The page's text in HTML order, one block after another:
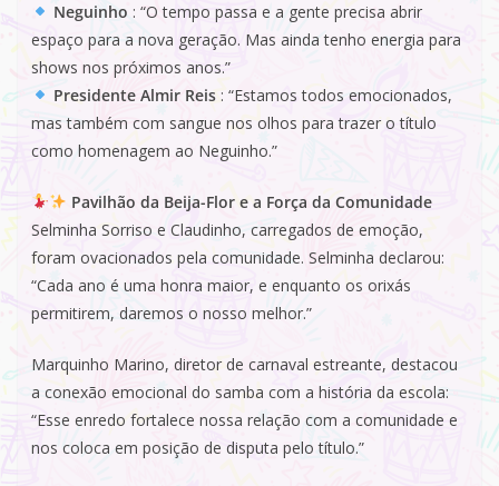
Neguinho : “O tempo passa e a gente precisa abrir
espaço para a nova geração. Mas ainda tenho energia para
shows nos próximos anos.”
Presidente Almir Reis: “Estamos todos emocionados,
mas também com sangue nos olhos para trazer o título
como homenagem ao Neguinho.”
Pavilhão da Beija-Flor e a Força da Comunidade
Selminha Sorriso e Claudinho, carregados de emoção,
foram ovacionados pela comunidade. Selminha declarou:
“Cada ano é uma honra maior, e enquanto os orixás
permitirem, daremos o nosso melhor.”
Marquinho Marino, diretor de carnaval estreante, destacou
a conexão emocional do samba com a história da escola:
“Esse enredo fortalece nossa relação com a comunidade e
nos coloca em posição de disputa pelo título.”